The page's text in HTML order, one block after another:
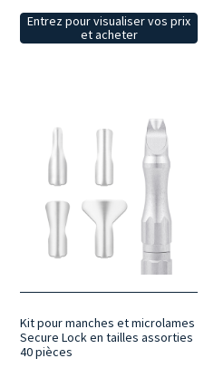
Entrez pour visualiser vos prix
et acheter
Kit pour manches et microlames
Secure Lock en tailles assorties
40 pièces